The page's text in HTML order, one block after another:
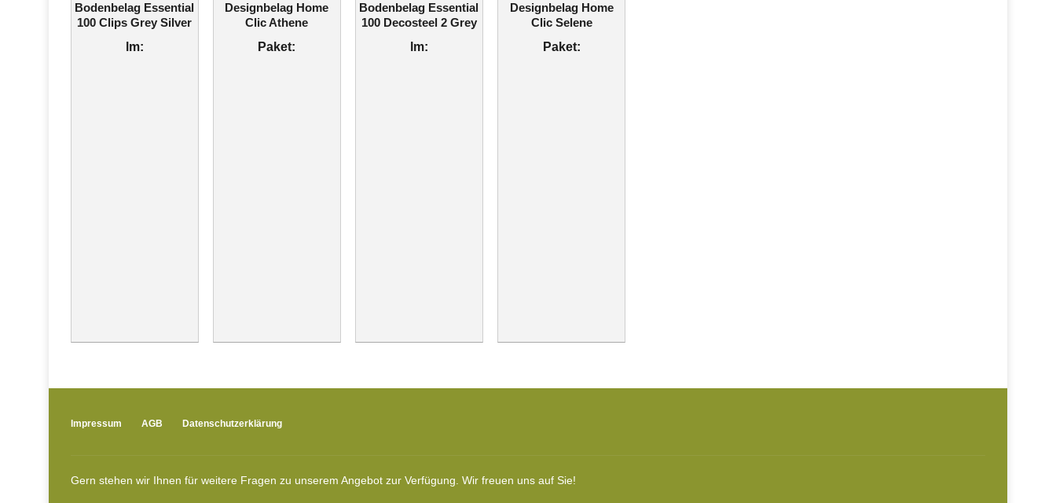
Bodenbelag Essential
100 Clips Grey Silver
lm:
Designbelag Home
Clic Athene
Paket:
Bodenbelag Essential
100 Decosteel 2 Grey
lm:
Designbelag Home
Clic Selene
Paket:
Impressum AGB Datenschutzerklärung
Gern stehen wir Ihnen für weitere Fragen zu unserem Angebot zur Verfügung. Wir freuen uns auf Sie!